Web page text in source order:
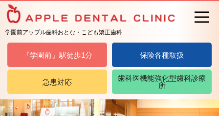
学園前アップル歯科おとな・こども矯正歯科
『学園前』駅徒歩1分
急患対応
保険各種取扱
歯科医機能強化型歯科診療
所